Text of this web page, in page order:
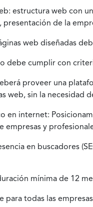
estructura web con
presentación de la
web diseñadas
debe cumplir con
proveer una
web, sin la necesidad
en internet:
y
en buscadores
mínima de 12
para todas las